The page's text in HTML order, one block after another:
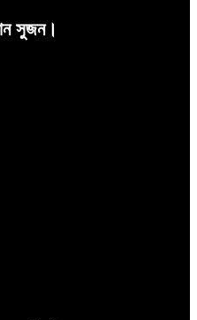
সুজন।